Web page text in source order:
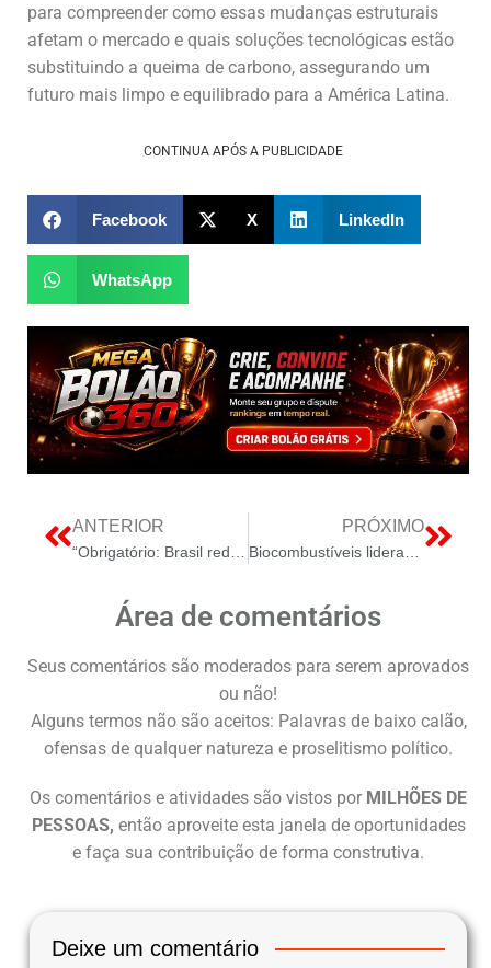
para compreender como essas mudanças estruturais
afetam o mercado e quais soluções tecnológicas estão
substituindo a queima de carbono, assegurando um
futuro mais limpo e equilibrado para a América Latina.
CONTINUA APÓS A PUBLICIDADE
Facebook X LinkedIn
WhatsApp
ANTERIOR PRÓXIMO
Área de comentários
Seus comentários são moderados para serem aprovados
ou não!
Alguns termos não são aceitos: Palavras de baixo calão,
ofensas de qualquer natureza e proselitismo político.
Os comentários e atividades são vistos por MILHÕES DE
PESSOAS, então aproveite esta janela de oportunidades
e faça sua contribuição de forma construtiva.
Deixe um comentário